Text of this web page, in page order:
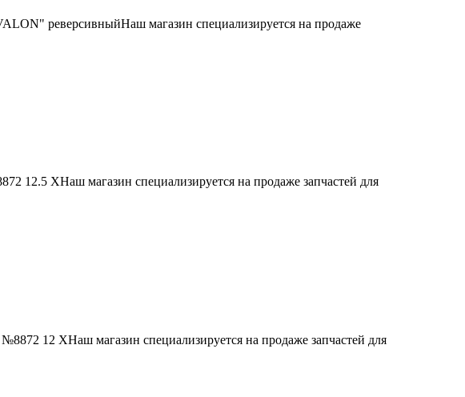
реверсивныйНаш магазин специализируется на продаже
12.5 XНаш магазин специализируется на продаже запчастей для
12 XНаш магазин специализируется на продаже запчастей для